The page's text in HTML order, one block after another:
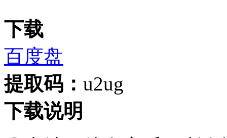
下载
百度盘
提取码： u2ug
下载说明